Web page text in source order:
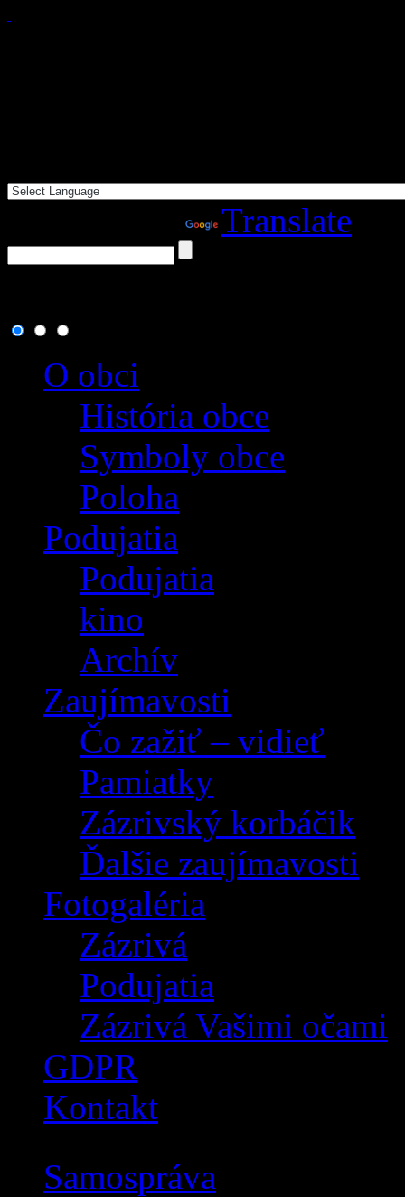
Translate
O obci
História obce
Symboly obce
Poloha
Podujatia
Podujatia
kino
Archív
Zaujímavosti
Čo zažiť – vidieť
Pamiatky
Zázrivský korbáčik
Ďalšie zaujímavosti
Fotogaléria
Zázrivá
Podujatia
Zázrivá Vašimi očami
GDPR
Kontakt
Samospráva